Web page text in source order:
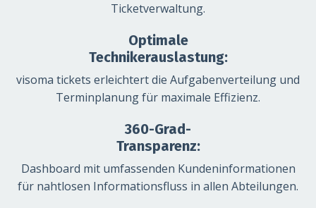
Ticketverwaltung.
Optimale
Technikerauslastung:
visoma tickets erleichtert die Aufgabenverteilung und
Terminplanung für maximale Effizienz.
360-Grad-
Transparenz:
Dashboard mit umfassenden Kundeninformationen
für nahtlosen Informationsfluss in allen Abteilungen.